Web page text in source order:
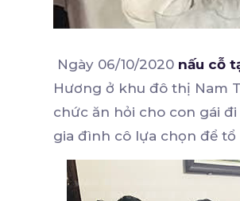
Ngày 06/10/2020 nấu cỗ
Hương ở khu đô thị Nam
chức ăn hỏi cho con gái
gia đình cô lựa chọn để